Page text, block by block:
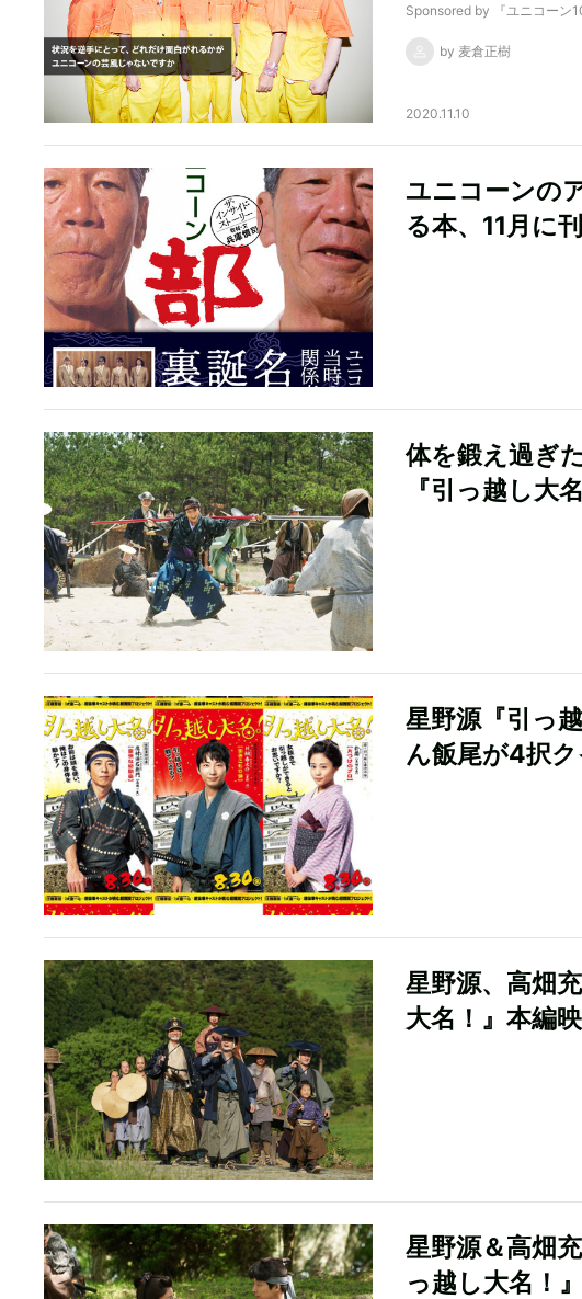
Sponsored by 『ユニコーン
by 麦倉正樹
2020.11.10
ユニコーンの
る本、11月に
体を鍛え過ぎ
『引っ越し大
星野源『引っ
ん飯尾が4択
星野源、高畑
大名！』本編
星野源＆高畑
っ越し大名！